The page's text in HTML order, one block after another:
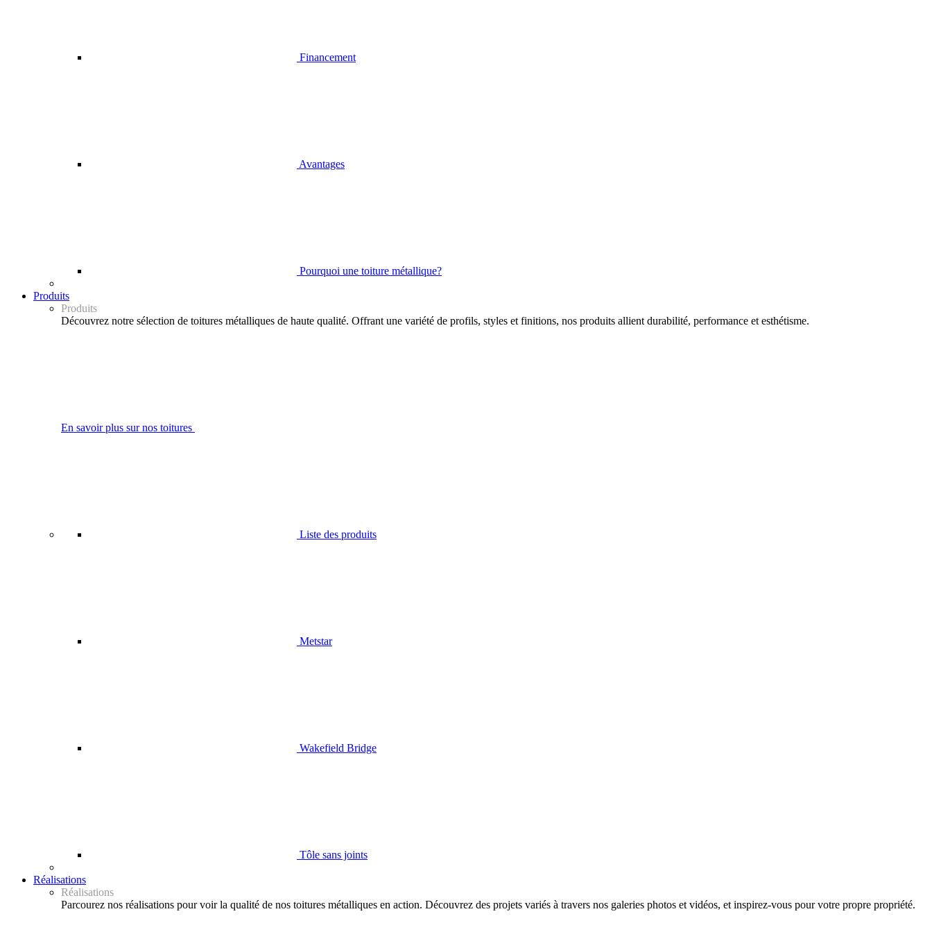
Financement
Avantages
Pourquoi une toiture métallique?
Produits
Produits
Découvrez notre sélection de toitures métalliques de haute qualité. Offrant une variété de profils, styles et finitions, nos produits allient durabilité, performance et esthétisme.
En savoir plus sur nos toitures
Liste des produits
Metstar
Wakefield Bridge
Tôle sans joints
Réalisations
Réalisations
Parcourez nos réalisations pour voir la qualité de nos toitures métalliques en action. Découvrez des projets variés à travers nos galeries photos et vidéos, et inspirez-vous pour votre propre propriété.